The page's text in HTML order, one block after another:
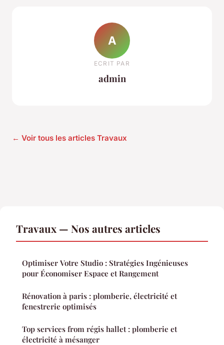
A
ECRIT PAR
admin
← Voir tous les articles Travaux
Travaux — Nos autres articles
Optimiser Votre Studio : Stratégies Ingénieuses
pour Économiser Espace et Rangement
Rénovation à paris : plomberie, électricité et
fenestrerie optimisés
Top services from régis hallet : plomberie et
électricité à mésanger